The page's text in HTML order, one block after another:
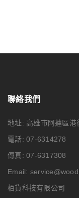
聯絡我們
地址: 高雄市阿蓮區港
電話: 07-6314278
傳真: 07-6317308
Email:
栢貨科技有限公司